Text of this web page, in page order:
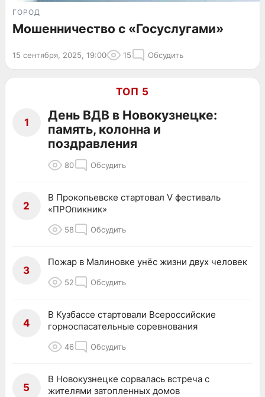
ГОРОД
Мошенничество с «Госуслугами»
15 сентября, 2025, 19:00 15 Обсудить
ТОП 5
1
День ВДВ в Новокузнецке:
память, колонна и
поздравления
80 Обсудить
2
В Прокопьевске стартовал V фестиваль
«ПРОпикник»
58 Обсудить
3
Пожар в Малиновке унёс жизни двух человек
52 Обсудить
4
В Кузбассе стартовали Всероссийские
горноспасательные соревнования
46 Обсудить
5
В Новокузнецке сорвалась встреча с
жителями затопленных домов